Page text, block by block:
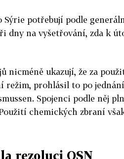
potřebují podle
dny na vyšetřování, zda k
nicméně ukazují, že za
režim, prohlásil to po
Spojenci podle něj
chemických zbraní
rezoluci OSN